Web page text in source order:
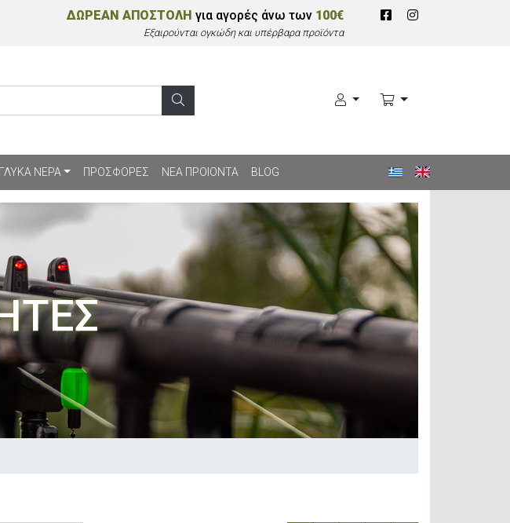
ΔΩΡΕΑΝ ΑΠΟΣΤΟΛΗ για αγορές άνω των 100€
Εξαιρούνται ογκώδη και υπέρβαρα προϊόντα
ΝΕΡΑ ΠΡΟΣΦΟΡΕΣ ΝΕΑ ΠΡΟΙΟΝΤΑ BLOG